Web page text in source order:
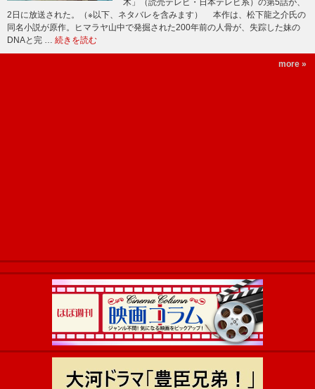
木」（読売テレビ・日本テレビ系）の第5話が、
2日に放送された。（※以下、ネタバレを含みます） 本作は、松下龍之介氏の
同名小説が原作。ヒマラヤ山中で発掘された200年前の人骨が、失踪した妹の
DNAと完 … 続きを読む
more »